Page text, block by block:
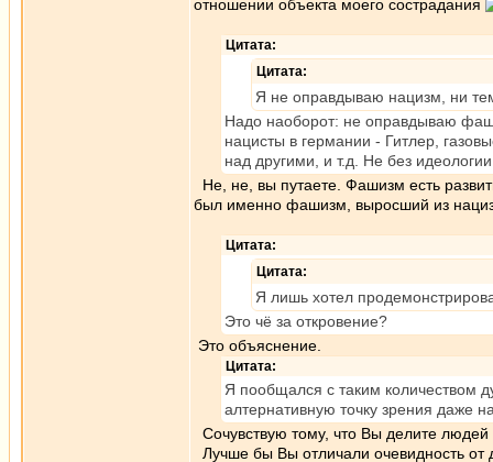
отношении объекта моего сострадания
Цитата:
Цитата:
Я не оправдываю нацизм, ни
Надо наоборот: не оправдываю
нацисты в германии - Гитлер,
над другими, и т.д. Не без
Не, не, вы путаете. Фашизм есть
был именно фашизм, выросший из
Цитата:
Цитата:
Я лишь хотел
Это чё за откровение?
Это объяснение.
Цитата:
Я пообщался с таким количеством
алтернативную точку зрения даже
Сочувствую тому, что Вы делите людей
Лучше бы Вы отличали очевидность от